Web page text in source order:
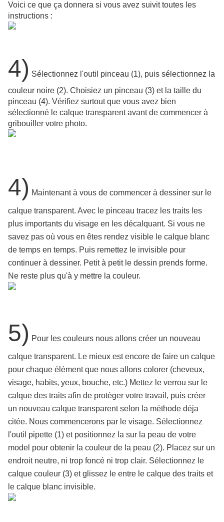
Voici ce que ça donnera si vous avez suivit toutes les
instructions :
4) Sélectionnez l'outil pinceau (1), puis sélectionnez la
couleur noire (2). Choisiez un pinceau (3) et la taille du
pinceau (4). Vérifiez surtout que vous avez bien
sélectionné le calque transparent avant de commencer à
gribouiller votre photo.
4) Maintenant à vous de commencer à dessiner sur le
calque transparent. Avec le pinceau tracez les traits les
plus importants du visage en les décalquant. Si vous ne
savez pas où vous en êtes rendez visible le calque blanc
de temps en temps. Puis remettez le invisible pour
continuer à dessiner. Petit à petit le dessin prends forme.
Ne reste plus qu'à y mettre la couleur.
5) Pour les couleurs nous allons créer un nouveau
calque transparent. Le mieux est encore de faire un calque
pour chaque élément que nous allons colorer (cheveux,
visage, habits, yeux, bouche, etc.) Mettez le verrou sur le
calque des traits afin de protèger votre travail, puis créer
un nouveau calque transparent selon la méthode déja
citée. Nous commencerons par le visage. Sélectionnez
l'outil pipette (1) et positionnez la sur la peau de votre
model pour obtenir la couleur de la peau (2). Placez sur un
endroit neutre, ni trop foncé ni trop clair. Sélectionnez le
calque couleur (3) et glissez le entre le calque des traits et
le calque blanc invisible.